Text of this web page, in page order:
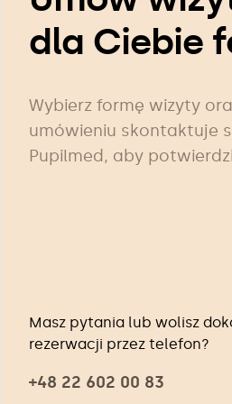
dla Ciebie
Wybierz formę wizyty
umówieniu skontaktuje
Pupilmed, aby
Masz pytania lub wolisz
rezerwacji przez telefon?
+48 22 602 00 83